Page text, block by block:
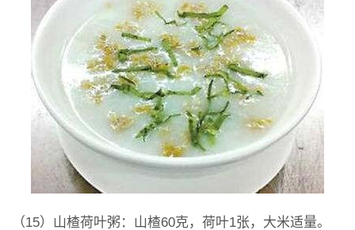
（15）山楂荷叶粥：山楂60克，荷叶1张，大米适量。